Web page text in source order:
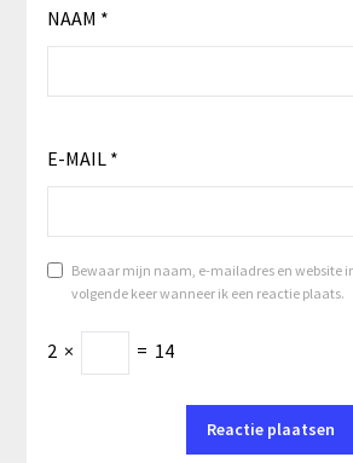
NAAM *
E-MAIL *
Bewaar mijn naam, e-mailadres en website
volgende keer wanneer ik een reactie plaats.
2 × = 14